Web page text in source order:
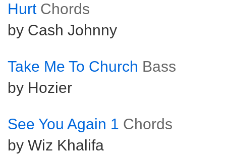
Hurt Chords
by Cash Johnny
Take Me To Church Bass
by Hozier
See You Again 1 Chords
by Wiz Khalifa